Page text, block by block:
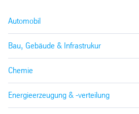
Automobil
Bau, Gebäude & Infrastrukur
Chemie
Energieerzeugung & -verteilung